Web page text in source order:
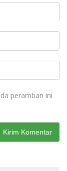
peramban ini